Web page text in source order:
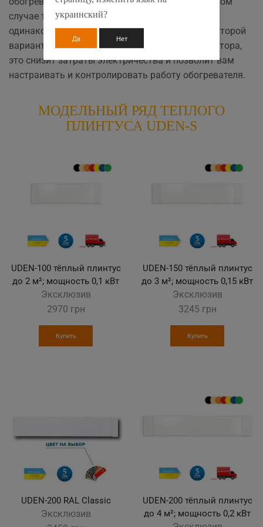
случае техника будет работать постоянно с
одинаковым потреблением. Мы рекомендуем второй
вариант, подключение с помощью терморегулятора,
это снизит затраты электричества и позволит вам
настраивать и контролировать работу обогревателя.
МОДЕЛЬНЫЙ РЯД ТЕПЛОГО
ПЛИНТУСА UDEN-S
UDEN-100 тёплый плинтус
до 2 м²; мощность 0,1 кВт
Эксклюзив
2970 грн
Купить
UDEN-150 тёплый плинтус
до 3 м²; мощность 0,15 кВт
Эксклюзив
3245 грн
Купить
UDEN-200 RAL Classic
Эксклюзив
UDEN-200 тёплый плинтус
до 4 м²; мощность 0,2 кВт
украинский?
Да Нет